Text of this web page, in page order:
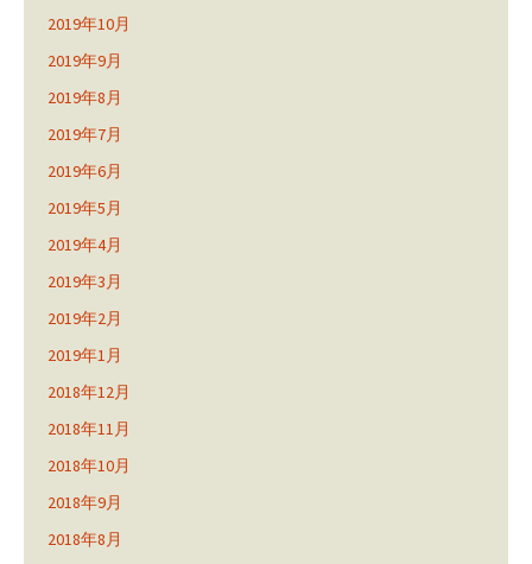
2019年10月
2019年9月
2019年8月
2019年7月
2019年6月
2019年5月
2019年4月
2019年3月
2019年2月
2019年1月
2018年12月
2018年11月
2018年10月
2018年9月
2018年8月